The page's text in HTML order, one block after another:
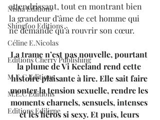
Nisha Editions
Shingfoo Editions
Céline E.Nicolas
Editions Cherry Publishing
M.E.C Editions
M.E.C Editions
Editions Ediligne
attendrissant, tout en montrant bien
la grandeur d’âme de cet homme qui
ne demande qu’à rouvrir son cœur.
La trame n’est pas nouvelle, pourtant
la plume de Vi Keeland rend cette
histoire plaisante à lire. Elle sait faire
monter la tension sexuelle, rendre les
moments charnels, sensuels, intenses
et les héros si sexy. Et puis, leurs